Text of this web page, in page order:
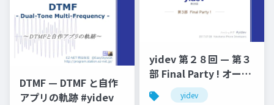
DTMF — DTMF と自作
アプリの軌跡 #yidev
yidev 第２８回 — 第３
部 Final Party ! オープ
ニングyidev